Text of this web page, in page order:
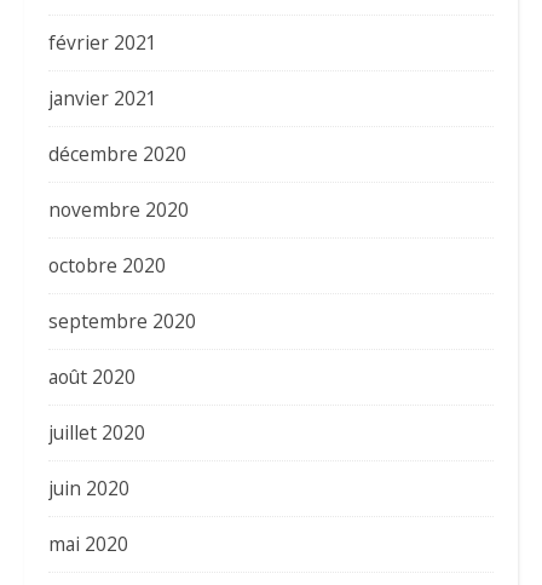
février 2021
janvier 2021
décembre 2020
novembre 2020
octobre 2020
septembre 2020
août 2020
juillet 2020
juin 2020
mai 2020